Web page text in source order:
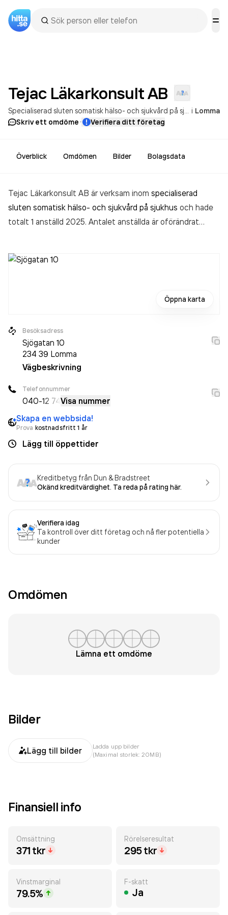
Tejac LäkarkonsultAB
i Lomma
Skriv ett omdöme· Verifiera ditt företag
Överblick Omdömen Bilder Bolagsdata
Tejac Läkarkonsult AB är verksam inom specialiserad
sluten somatisk hälso- och sjukvård på sjukhus och hade
totalt 1 anställd 2025. Antalet anställda är oförändrat
371 000,00 kr
Öppna karta
Besöksadress
Sjögatan 10
234 39 Lomma
Vägbeskrivning
Telefonnummer
040-12 74Visa nummer
Skapa en webbsida!
Prova kostnadsfritt 1 år
Lägg till öppettider
Kreditbetyg från Dun & Bradstreet
Okänd kreditvärdighet. Ta reda på rating här.
Verifiera idag
Ta kontroll över ditt företag och nå fler potentiella
kunder
Omdömen
Lämna ett omdöme
Bilder
Lägg till bilder
Ladda upp bilder
(Maximal storlek: 20MB)
Finansiell info
Omsättning
371 tkr
Rörelseresultat
295 tkr
Vinstmarginal
79.5%
F-skatt
Ja